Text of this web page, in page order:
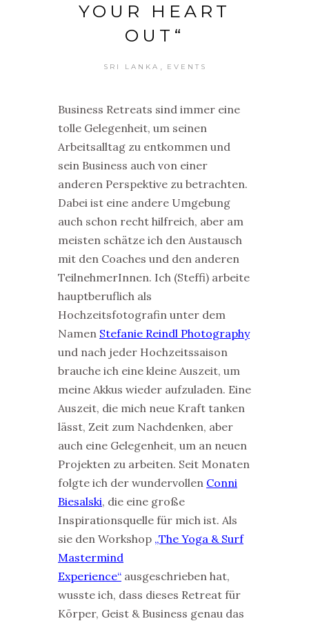
YOUR HEART
OUT“
SRI LANKA EVENTS
Business Retreats sind immer eine
tolle Gelegenheit, um seinen
Arbeitsalltag zu entkommen und
sein Business auch von einer
anderen Perspektive zu betrachten.
Dabei ist eine andere Umgebung
auch schon recht hilfreich, aber am
meisten schätze ich den Austausch
mit den Coaches und den anderen
TeilnehmerInnen. Ich (Steffi) arbeite
hauptberuflich als
Hochzeitsfotografin unter dem
Namen Stefanie Reindl Photography
und nach jeder Hochzeitssaison
brauche ich eine kleine Auszeit, um
meine Akkus wieder aufzuladen. Eine
Auszeit, die mich neue Kraft tanken
lässt, Zeit zum Nachdenken, aber
auch eine Gelegenheit, um an neuen
Projekten zu arbeiten. Seit Monaten
folgte ich der wundervollen Conni
Biesalski, die eine große
Inspirationsquelle für mich ist. Als
sie den Workshop „The Yoga & Surf
Mastermind
Experience“ ausgeschrieben hat,
wusste ich, dass dieses Retreat für
Körper, Geist & Business genau das